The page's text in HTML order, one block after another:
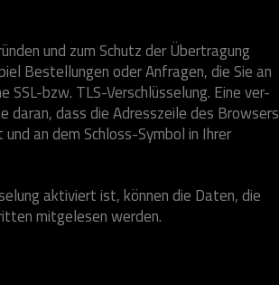
und zum Schutz der Übertragung
Bestellungen oder Anfragen, die Sie an
SSL-bzw. TLS-Verschlüsselung. Eine ver-
daran, dass die Adresszeile des Browsers
an dem Schloss-Symbol in Ihrer
aktiviert ist, können die Daten, die
mitgelesen werden.